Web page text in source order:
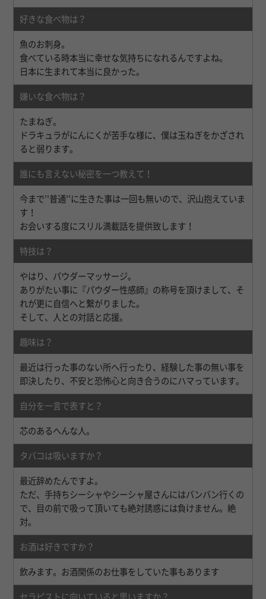
好きな食べ物は？
魚のお刺身。
食べている時本当に幸せな気持ちになれるんですよね。
日本に生まれて本当に良かった。
嫌いな食べ物は？
たまねぎ。
ドラキュラがにんにくが苦手な様に、僕は玉ねぎをかざされ
ると弱ります。
誰にも言えない秘密を一つ教えて！
今まで''普通''に生きた事は一回も無いので、沢山抱えていま
す！
お会いする度にスリル満載話を提供致します！
特技は？
やはり、パウダーマッサージ。
ありがたい事に『パウダー性感師』の称号を頂けまして、そ
れが更に自信へと繋がりました。
そして、人との対話と応援。
趣味は？
最近は行った事のない所へ行ったり、経験した事の無い事を
即決したり、不安と恐怖心と向き合うのにハマっています。
自分を一言で表すと？
芯のあるへんな人。
タバコは吸いますか？
最近辞めたんですよ。
ただ、手持ちシーシャやシーシャ屋さんにはバンバン行くの
で、目の前で吸って頂いても絶対誘惑には負けません。絶
対。
お酒は好きですか？
飲みます。お酒関係のお仕事をしていた事もあります
セラピストに向いていると思いますか？